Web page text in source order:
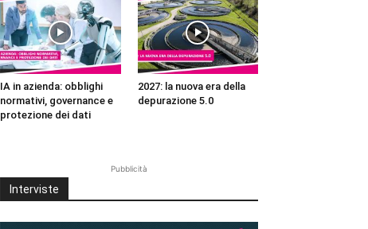
IA in azienda: obblighi
normativi, governance e
protezione dei dati
2027: la nuova era della
depurazione 5.0
Pubblicità
Interviste